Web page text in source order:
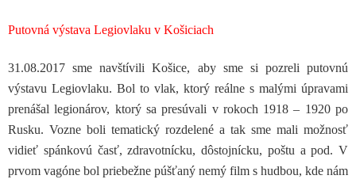
Putovná výstava Legiovlaku v Košiciach
31.08.2017 sme navštívili Košice, aby sme si pozreli putovnú
výstavu Legiovlaku. Bol to vlak, ktorý reálne s malými úpravami
prenášal legionárov, ktorý sa presúvali v rokoch 1918 – 1920 po
Rusku. Vozne boli tematický rozdelené a tak sme mali možnosť
vidieť spánkovú časť, zdravotnícku, dôstojnícku, poštu a pod. V
prvom vagóne bol priebežne púšťaný nemý film s hudbou, kde nám